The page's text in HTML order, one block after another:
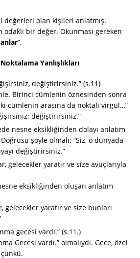
değerleri olan kişileri anlatmış.
odaklı bir değer. Okunması gereken
”.
Yanlışlıkları
değiştirirsiniz.” (s.11)
Birinci cümlenin öznesinden sonra
cümlenin arasına da noktalı virgül…”
değiştirirsiniz.”
nesne eksikliğinden dolayı anlatım
şöyle olmalı: “Siz, o dünyada
değiştirirsiniz.”
gelecekler yaratır ve size avuçlarıyla
eksikliğinden oluşan anlatım
gelecekler yaratır ve size bunları
gecesi vardı.” (s.11.)
Gecesi vardı.” olmalıydı. Gece, özel